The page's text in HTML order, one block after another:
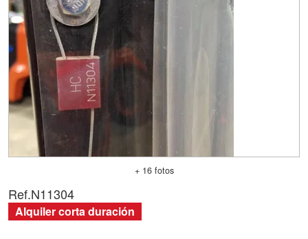
+ 16 fotos
Ref.N11304
Alquiler corta duración